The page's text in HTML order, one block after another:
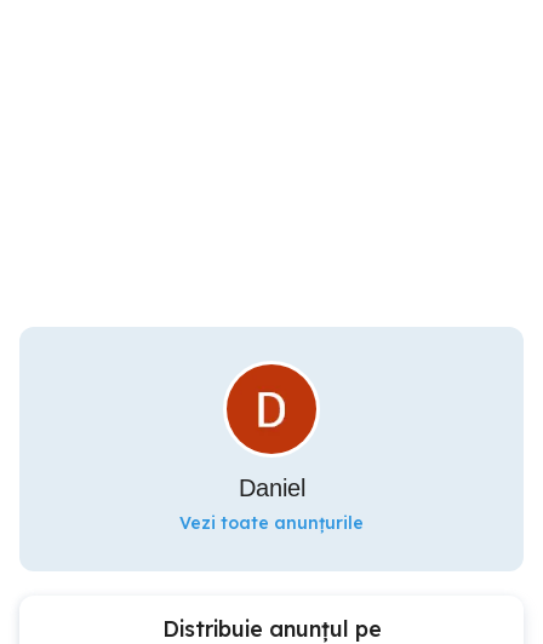
Daniel
Vezi toate anunțurile
Distribuie anunțul pe